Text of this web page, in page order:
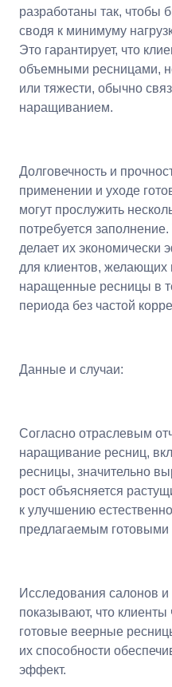
разработаны так, чтобы
сводя к минимуму
Это гарантирует, что
объемными ресницами,
или тяжести, обычно
наращиванием.
Долговечность и
применении и уходе
могут прослужить
потребуется
делает их
для клиентов, желающих
наращенные ресницы в
периода без частой
Данные и случаи:
Согласно отраслевым
наращивание ресниц,
ресницы, значительно
рост объясняется
к улучшению
предлагаемым готовыми
Исследования салонов и
показывают, что
готовые веерные
их способности
эффект.